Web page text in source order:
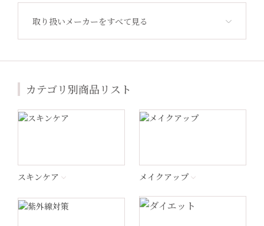
Revision Skincare（リビジョン）
ジャンマリーニ
Lekarka（レカルカ）
取り扱いメーカーをすべて見る
カテゴリ別商品リスト
スキンケア メイクアップ